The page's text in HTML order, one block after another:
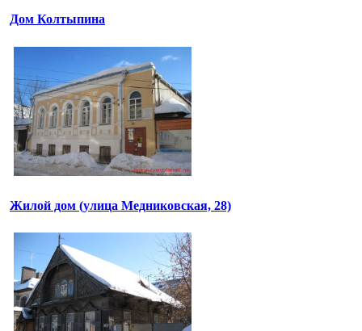
Дом Колтыпина
Жилой дом (улица Медниковская, 28)